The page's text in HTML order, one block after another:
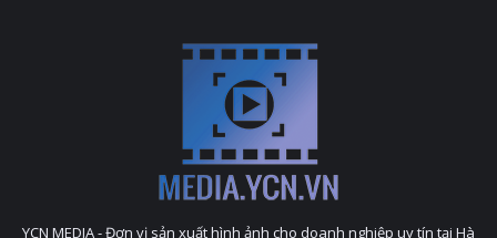
YCN MEDIA - Đơn vị sản xuất hình ảnh cho doanh nghiệp uy tín tại Hà